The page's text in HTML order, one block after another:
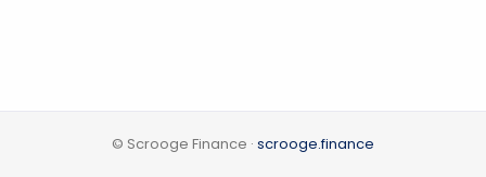
© Scrooge Finance · scrooge.finance